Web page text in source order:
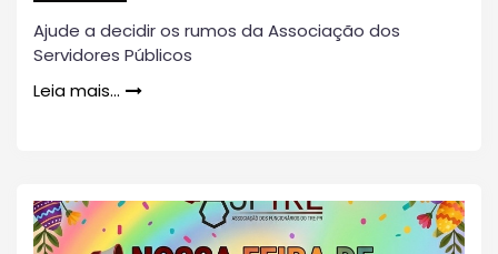
Ajude a decidir os rumos da Associação dos
Servidores Públicos
Leia mais…